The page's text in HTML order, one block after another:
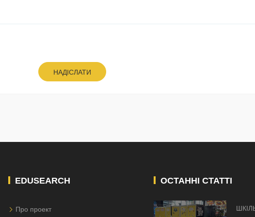
НАДІСЛАТИ
EDUSEARCH
Про проект
ОСТАННІ СТАТТІ